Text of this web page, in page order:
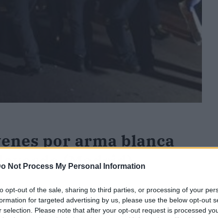
Not Process My Personal Information
opt-out of the sale, sharing to third parties, or processing of your
for targeted advertising by us, please use the below opt-out
selection. Please note that after your opt-out request is processed
por arma blanca
(Madrid)
heridos de gravedad con múltiples
reyerta en la Plaza de las Sufragistas en el